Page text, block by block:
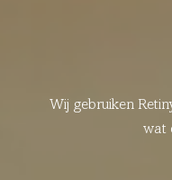
Wij gebruiken
wat